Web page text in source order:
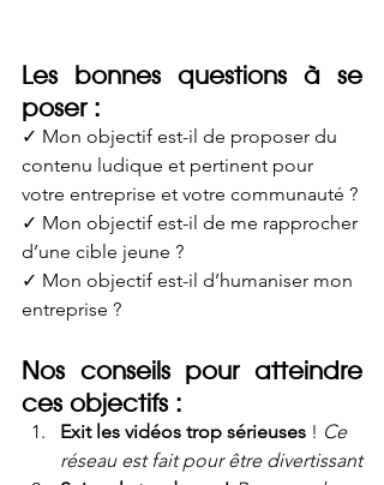
Les bonnes questions à se
poser :
✓ Mon objectif est-il de proposer du
contenu ludique et pertinent pour
votre entreprise et votre communauté ?
✓ Mon objectif est-il de me rapprocher
d’une cible jeune ?
✓ Mon objectif est-il d’humaniser mon
entreprise ?
Nos conseils pour atteindre
ces objectifs :
Exit les vidéos trop sérieuses ! Ce
réseau est fait pour être divertissant